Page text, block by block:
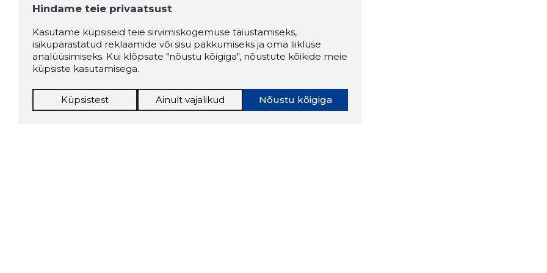
Hindame teie privaatsust
Kasutame küpsiseid teie sirvimiskogemuse täiustamiseks,
isikupärastatud reklaamide või sisu pakkumiseks ja oma liikluse
analüüsimiseks. Kui klõpsate "nõustu kõigiga", nõustute kõikide meie
küpsiste kasutamisega.
Nõustu kõigiga
Küpsistest Ainult vajalikud